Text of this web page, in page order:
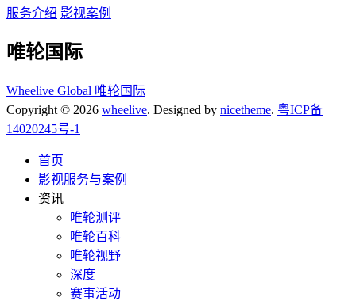
服务介绍 影视案例
唯轮国际
Wheelive Global 唯轮国际
Copyright © 2026 wheelive. Designed by nicetheme. 粤ICP备
14020245号-1
首页
影视服务与案例
资讯
唯轮测评
唯轮百科
唯轮视野
深度
赛事活动